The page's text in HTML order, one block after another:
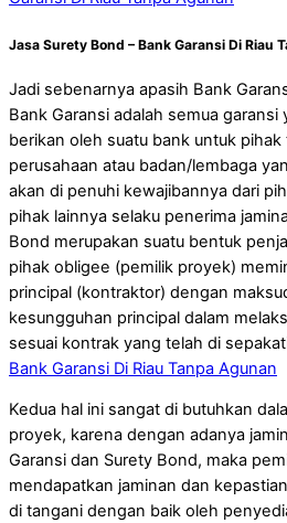
Jasa Surety Bond – Bank Garansi Di Riau
Jadi sebenarnya apasih Bank
Bank Garansi adalah semua garansi
berikan oleh suatu bank untuk
perusahaan atau badan/lembaga
akan di penuhi kewajibannya dari
pihak lainnya selaku penerima
Bond merupakan suatu bentuk
pihak obligee (pemilik proyek)
principal (kontraktor) dengan
kesungguhan principal dalam
sesuai kontrak yang telah di
Bank Garansi Di Riau Tanpa Agunan
Kedua hal ini sangat di butuhkan
proyek, karena dengan adanya
Garansi dan Surety Bond, maka
mendapatkan jaminan dan
di tangani dengan baik oleh